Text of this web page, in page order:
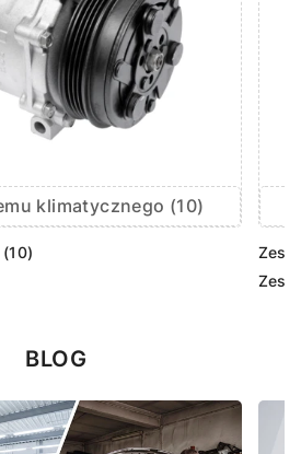
klimatycznego (10)
BLOG